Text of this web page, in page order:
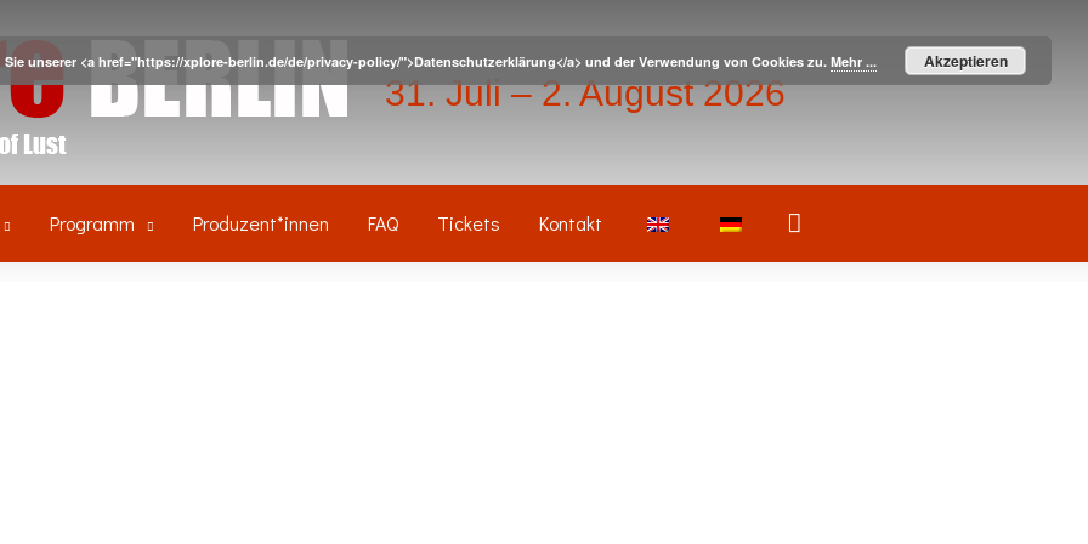
31. Juli – 2. August 2026
Programm Produzent*innen FAQ Tickets Kontakt Suche
unserer <a href="https://xplore-berlin.de/de/privacy-policy/">Datenschutzerklärung</a> und der Verwendung von Cookies zu. Mehr ... Akzeptieren